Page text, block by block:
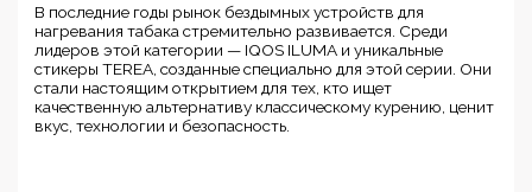
В последние годы рынок бездымных устройств для
нагревания табака стремительно развивается. Среди
лидеров этой категории — IQOS ILUMA и уникальные
стикеры TEREA, созданные специально для этой серии. Они
стали настоящим открытием для тех, кто ищет
качественную альтернативу классическому курению, ценит
вкус, технологии и безопасность.